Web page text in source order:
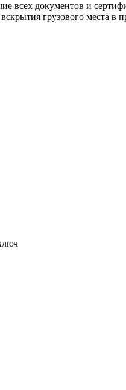
всех документов и
грузового места в